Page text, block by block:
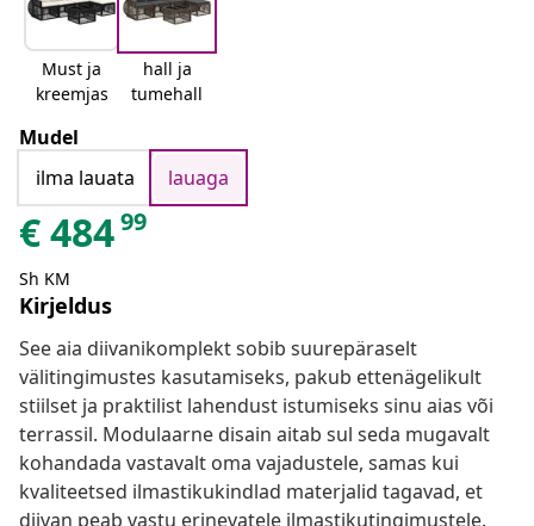
Must ja
kreemjas
hall ja
tumehall
Mudel
ilma lauata
lauaga
€48499
Sh KM
Kirjeldus
See aia diivanikomplekt sobib suurepäraselt
välitingimustes kasutamiseks, pakub ettenägelikult
stiilset ja praktilist lahendust istumiseks sinu aias või
terrassil. Modulaarne disain aitab sul seda mugavalt
kohandada vastavalt oma vajadustele, samas kui
kvaliteetsed ilmastikukindlad materjalid tagavad, et
diivan peab vastu erinevatele ilmastikutingimustele.